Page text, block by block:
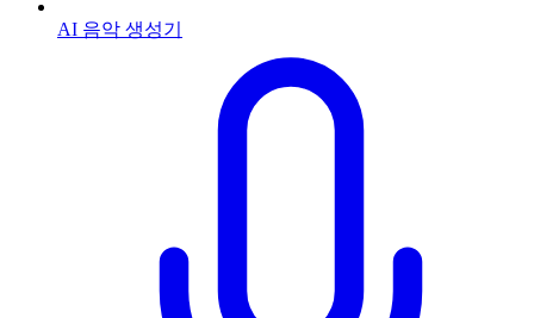
AI 음악 생성기